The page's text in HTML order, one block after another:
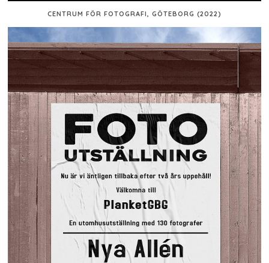
CENTRUM FÖR FOTOGRAFI, GÖTEBORG (2022)